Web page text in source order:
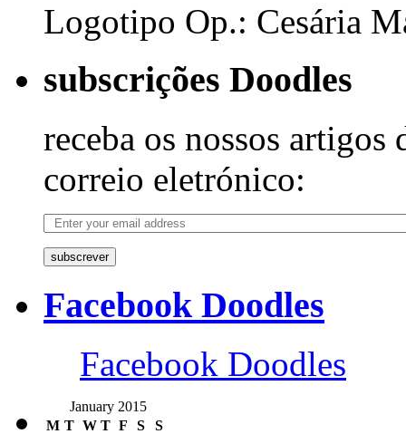
Logotipo Op.: Cesária
subscrições Doodles
receba os nossos artigos
correio eletrónico:
subscrever
Facebook Doodles
Facebook Doodles
January 2015
M T W T F S
S